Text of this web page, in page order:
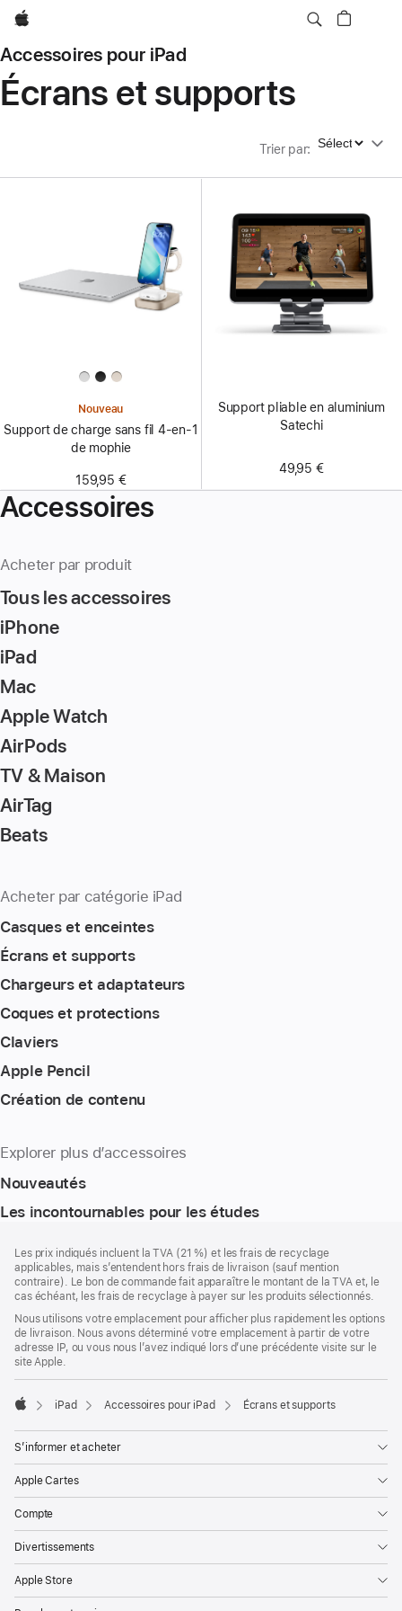
Apple
Accessoires pour iPad
Écrans et supports
Trier par: Trier par
Nouveau
Support de charge sans fil 4-en-1
de mophie
159,95 €
Support pliable en aluminium
Satechi
49,95 €
Accessoires
Acheter par produit
Tous les accessoires
iPhone
iPad
Mac
Apple Watch
AirPods
TV & Maison
AirTag
Beats
Acheter par catégorie iPad
Casques et enceintes
Écrans et supports
Chargeurs et adaptateurs
Coques et protections
Claviers
Apple Pencil
Création de contenu
Explorer plus d’accessoires
Nouveautés
Les incontournables pour les études
de
page
de
bas
de
Les prix indiqués incluent la TVA (21 %) et les frais de recyclage
applicables, mais s’entendent hors frais de livraison (sauf mention
contraire). Le bon de commande fait apparaître le montant de la TVA et, le
cas échéant, les frais de recyclage à payer sur les produits sélectionnés.
Nous utilisons votre emplacement pour afficher plus rapidement les options
de livraison. Nous avons déterminé votre emplacement à partir de votre
adresse IP, ou vous nous l’avez indiqué lors d’une précédente visite sur le
site Apple.
iPad Accessoires pour iPad Écrans et supports
S’informer et acheter
Apple Cartes
Compte
Divertissements
Apple Store